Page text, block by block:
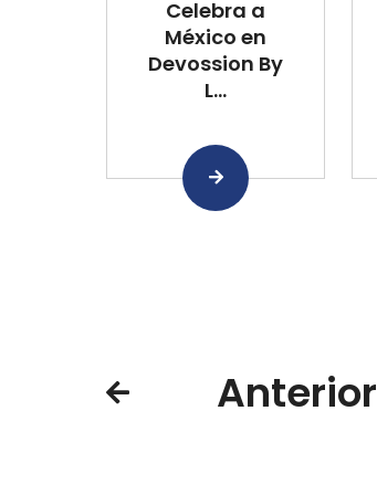
Celebra a
México en
Devossion By
L...
Anterior